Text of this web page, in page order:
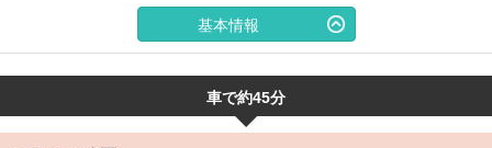
基本情報
車で約45分